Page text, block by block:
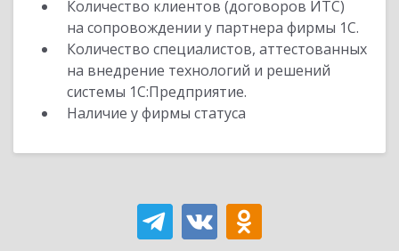
Количество клиентов (договоров ИТС)
на сопровождении у партнера фирмы 1С.
Количество специалистов, аттестованных
на внедрение технологий и решений
системы 1С:Предприятие.
Наличие у фирмы статуса